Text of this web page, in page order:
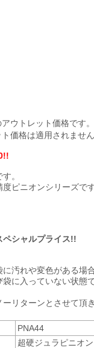
ウトレット価格です。
価格は適用されませ
。
ピニオンシリーズで
ペシャルプライス!!
汚れや変色がある場
に入っていない状態
リターンとさせて頂
PNA44
超硬ジュラピニ